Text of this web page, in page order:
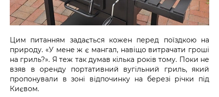
Цим питанням задається кожен перед поїздкою на
природу. «У мене ж є мангал, навіщо витрачати гроші
на гриль?». Я теж так думав кілька років тому. Поки не
взяв в оренду портативний вугільний гриль, який
пропонували в зоні відпочинку на березі річки під
Києвом.